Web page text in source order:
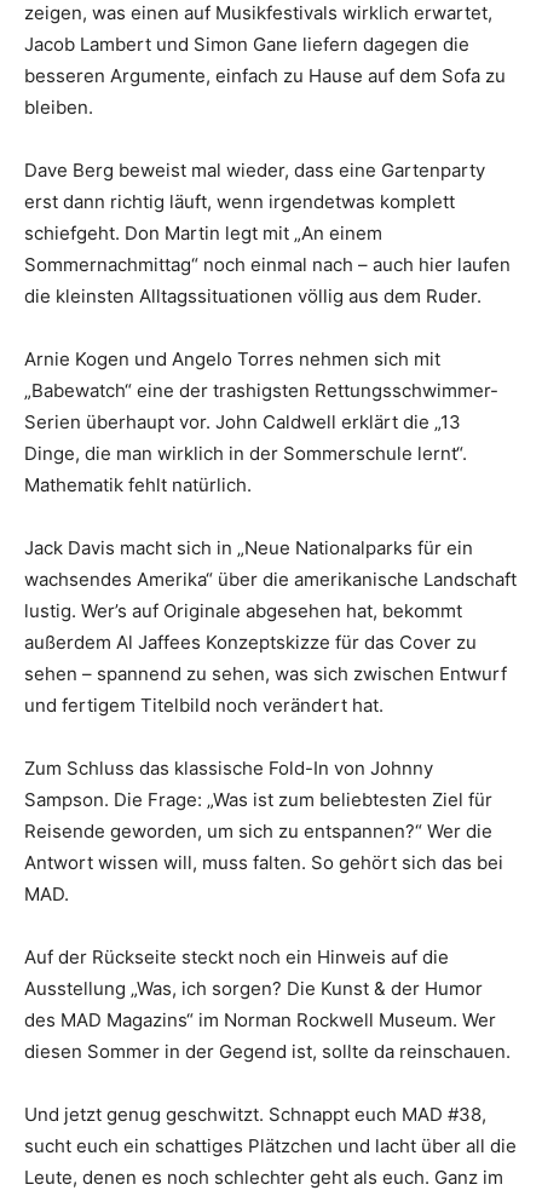
zeigen, was einen auf Musikfestivals wirklich erwartet,
Jacob Lambert und Simon Gane liefern dagegen die
besseren Argumente, einfach zu Hause auf dem Sofa zu
bleiben.
Dave Berg beweist mal wieder, dass eine Gartenparty
erst dann richtig läuft, wenn irgendetwas komplett
schiefgeht. Don Martin legt mit „An einem
Sommernachmittag“ noch einmal nach – auch hier laufen
die kleinsten Alltagssituationen völlig aus dem Ruder.
Arnie Kogen und Angelo Torres nehmen sich mit
„Babewatch“ eine der trashigsten Rettungsschwimmer-
Serien überhaupt vor. John Caldwell erklärt die „13
Dinge, die man wirklich in der Sommerschule lernt“.
Mathematik fehlt natürlich.
Jack Davis macht sich in „Neue Nationalparks für ein
wachsendes Amerika“ über die amerikanische Landschaft
lustig. Wer’s auf Originale abgesehen hat, bekommt
außerdem Al Jaffees Konzeptskizze für das Cover zu
sehen – spannend zu sehen, was sich zwischen Entwurf
und fertigem Titelbild noch verändert hat.
Zum Schluss das klassische Fold-In von Johnny
Sampson. Die Frage: „Was ist zum beliebtesten Ziel für
Reisende geworden, um sich zu entspannen?“ Wer die
Antwort wissen will, muss falten. So gehört sich das bei
MAD.
Auf der Rückseite steckt noch ein Hinweis auf die
Ausstellung „Was, ich sorgen? Die Kunst & der Humor
des MAD Magazins“ im Norman Rockwell Museum. Wer
diesen Sommer in der Gegend ist, sollte da reinschauen.
Und jetzt genug geschwitzt. Schnappt euch MAD #38,
sucht euch ein schattiges Plätzchen und lacht über all die
Leute, denen es noch schlechter geht als euch. Ganz im